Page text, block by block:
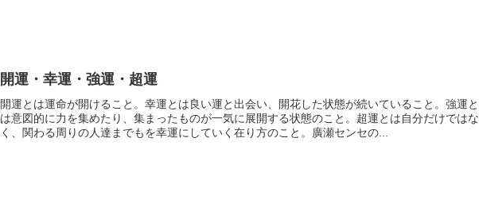
開運・幸運・強運・超運
開運とは運命が開けること。幸運とは良い運と出会い、開花した状態が続いていること。強運と
は意図的に力を集めたり、集まったものが一気に展開する状態のこと。超運とは自分だけではな
く、関わる周りの人達までもを幸運にしていく在り方のこと。廣瀬センセの...